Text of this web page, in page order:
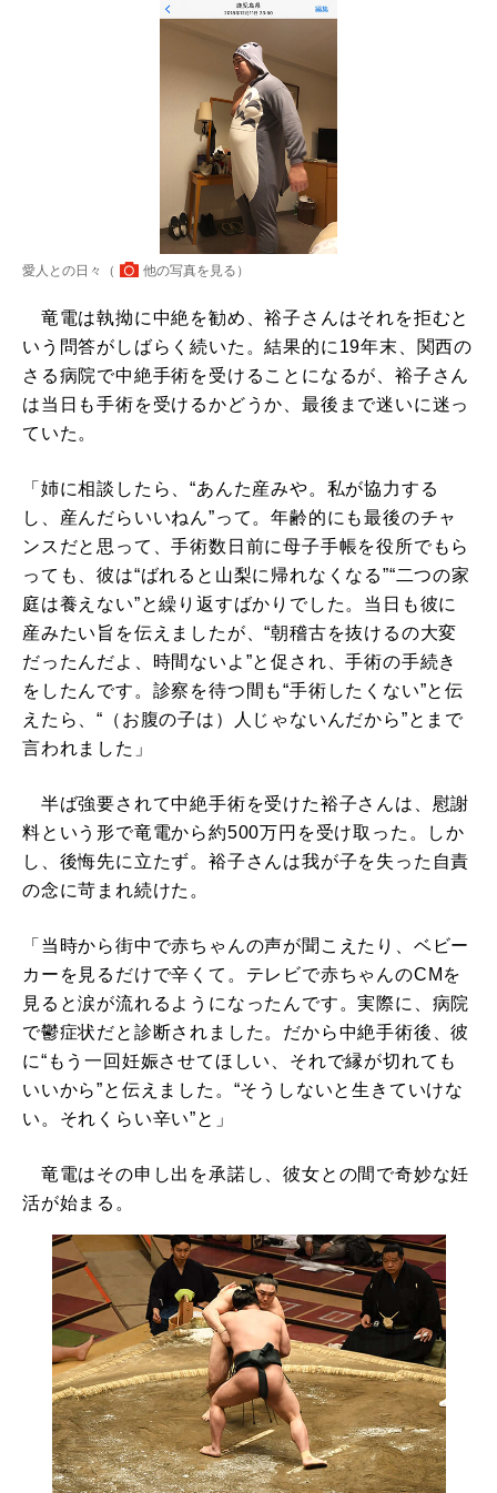
愛人との日々（ 他の写真を見る ）
竜電は執拗に中絶を勧め、裕子さんはそれを拒むと
いう問答がしばらく続いた。結果的に19年末、関西の
さる病院で中絶手術を受けることになるが、裕子さん
は当日も手術を受けるかどうか、最後まで迷いに迷っ
ていた。
「姉に相談したら、“あんた産みや。私が協力する
し、産んだらいいねん”って。年齢的にも最後のチャ
ンスだと思って、手術数日前に母子手帳を役所でもら
っても、彼は“ばれると山梨に帰れなくなる”“二つの家
庭は養えない”と繰り返すばかりでした。当日も彼に
産みたい旨を伝えましたが、“朝稽古を抜けるの大変
だったんだよ、時間ないよ”と促され、手術の手続き
をしたんです。診察を待つ間も“手術したくない”と伝
えたら、“（お腹の子は）人じゃないんだから”とまで
言われました」
半ば強要されて中絶手術を受けた裕子さんは、慰謝
料という形で竜電から約500万円を受け取った。しか
し、後悔先に立たず。裕子さんは我が子を失った自責
の念に苛まれ続けた。
「当時から街中で赤ちゃんの声が聞こえたり、ベビー
カーを見るだけで辛くて。テレビで赤ちゃんのCMを
見ると涙が流れるようになったんです。実際に、病院
で鬱症状だと診断されました。だから中絶手術後、彼
に“もう一回妊娠させてほしい、それで縁が切れても
いいから”と伝えました。“そうしないと生きていけな
い。それくらい辛い”と」
竜電はその申し出を承諾し、彼女との間で奇妙な妊
活が始まる。